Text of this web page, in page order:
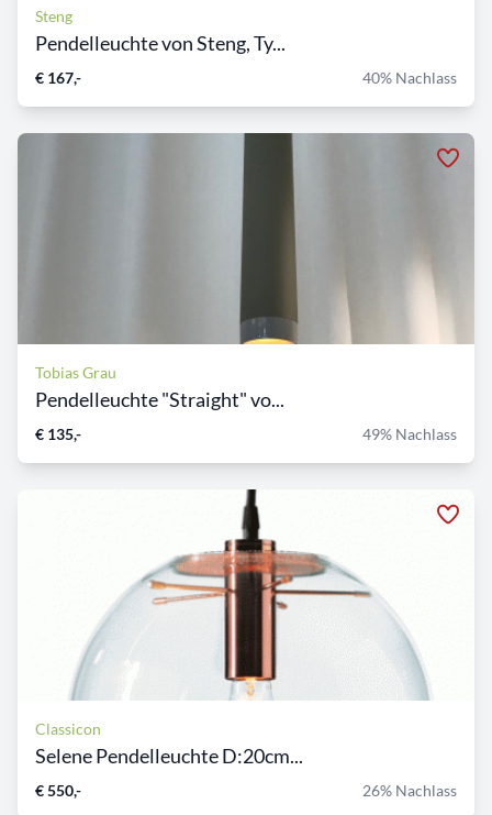
Steng
Pendelleuchte von Steng, Ty...
€ 167,- 40% Nachlass
Tobias Grau
Pendelleuchte "Straight" vo...
€ 135,- 49% Nachlass
Classicon
Selene Pendelleuchte D:20cm...
€ 550,- 26% Nachlass